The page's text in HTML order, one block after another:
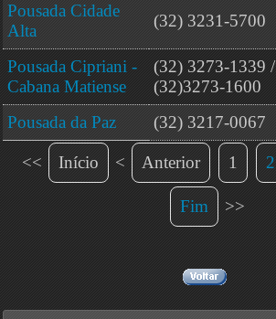
<< Início < Anterior 1 2
Fim >>
Pousada Cidade
Alta
(32) 3231-5700
Pousada Cipriani -
Cabana Matiense
(32) 3273-1339 /
(32)3273-1600
Pousada da Paz (32) 3217-0067